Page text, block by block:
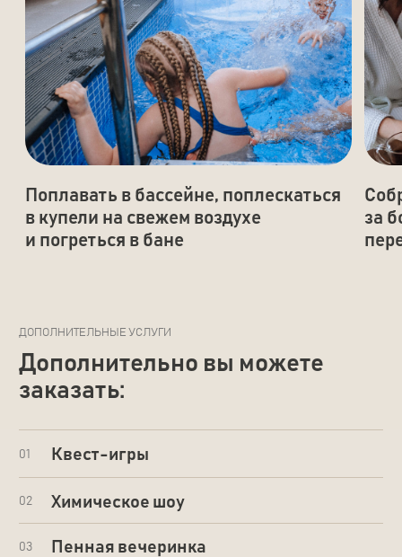
Аквафорест – лучшее место
для дня рождения!
Забронируйте прямо сейчас!
Оставьте заявку и мы свяжемся
с вами в течение 15 минут